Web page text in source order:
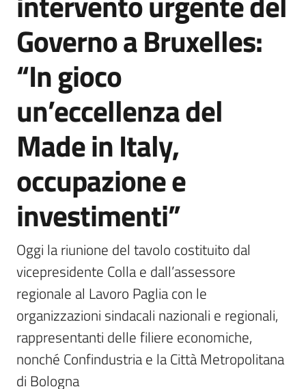
Governo a Bruxelles:
“In gioco
un’eccellenza del
Made in Italy,
occupazione e
investimenti”
Oggi la riunione del tavolo costituito dal
vicepresidente Colla e dall’assessore
regionale al Lavoro Paglia con le
organizzazioni sindacali nazionali e regionali,
rappresentanti delle filiere economiche,
nonché Confindustria e la Città Metropolitana
di Bologna